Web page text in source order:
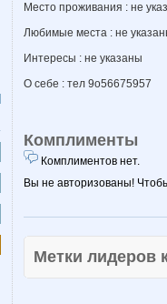
Место проживания : не
Любимые места : не
Интересы : не указаны
О себе : тел 9о56675957
Комплименты
Комплиментов нет.
Вы не авторизованы!
Метки